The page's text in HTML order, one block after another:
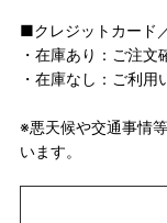
■クレジットカード
・在庫あり：ご注
・在庫なし：ご利用
※悪天候や交通事情
います。